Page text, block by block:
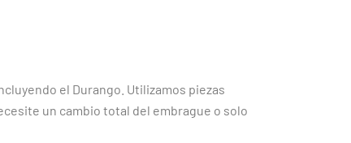
el Durango. Utilizamos piezas
un cambio total del embrague o solo